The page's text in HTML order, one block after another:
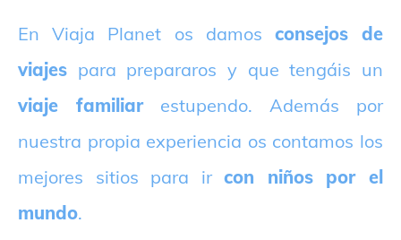
En Viaja Planet os damos consejos de
viajes para prepararos y que tengáis un
viaje familiarestupendo. Además por
nuestra propia experiencia os contamos los
mejores sitios para ircon niños por el
mundo.